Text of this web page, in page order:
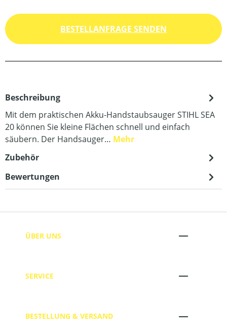
BESTELLANFRAGE SENDEN
Beschreibung
Mit dem praktischen Akku-Handstaubsauger STIHL SEA
20 können Sie kleine Flächen schnell und einfach
säubern. Der Handsauger… Mehr
Zubehör
Bewertungen
ÜBER UNS
SERVICE
BESTELLUNG & VERSAND